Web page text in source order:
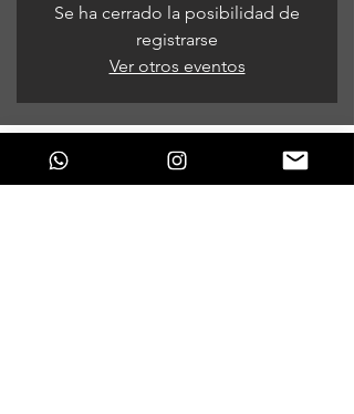
Se ha cerrado la posibilidad de
registrarse
Ver otros eventos
Horario y ubicación